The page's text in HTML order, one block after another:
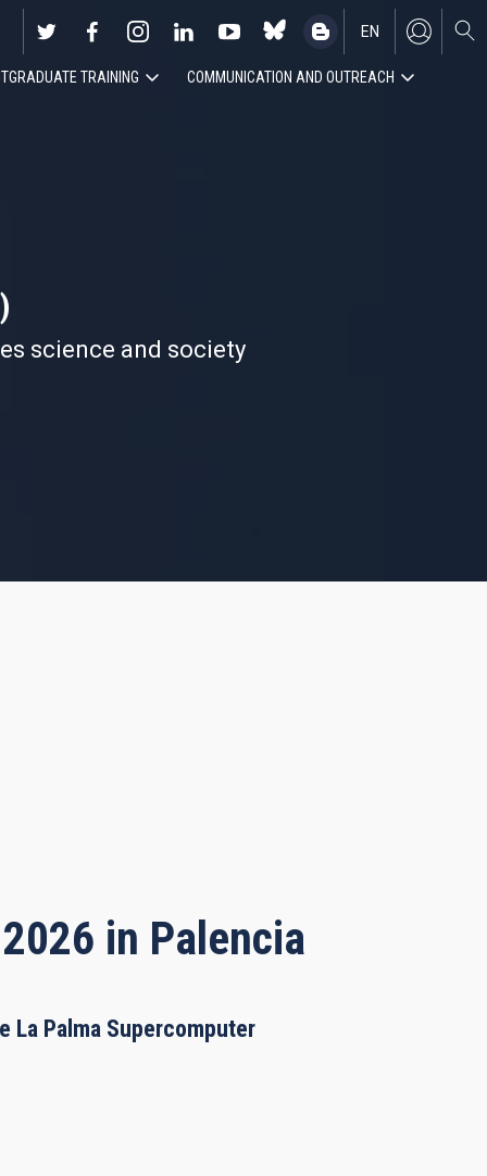
EN
ES
TRAINING COMMUNICATION AND OUTREACH
science and society
in Palencia
La Palma Supercomputer